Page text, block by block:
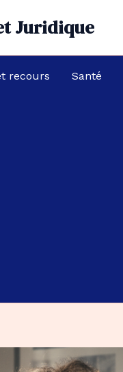
Juridique
recours Santé